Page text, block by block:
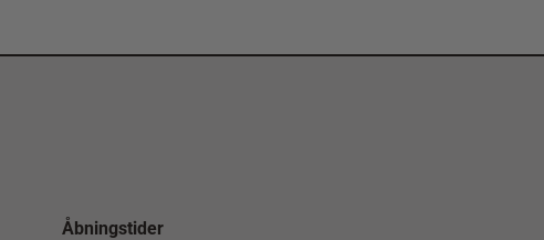
Åbningstider